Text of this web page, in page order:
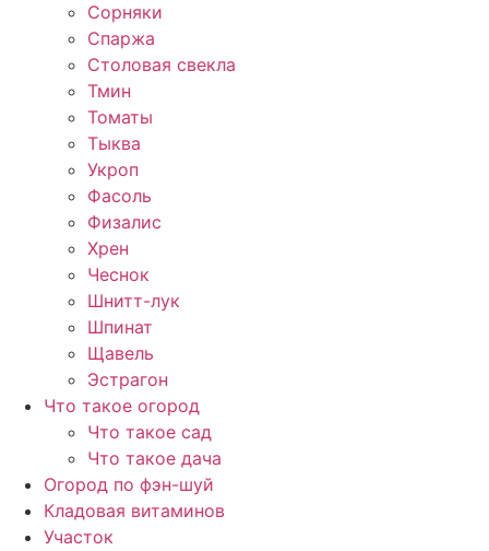
Сорняки
Спаржа
Столовая свекла
Тмин
Томаты
Тыква
Укроп
Фасоль
Физалис
Хрен
Чеснок
Шнитт-лук
Шпинат
Щавель
Эстрагон
Что такое огород
Что такое сад
Что такое дача
Огород по фэн-шуй
Кладовая витаминов
Участок